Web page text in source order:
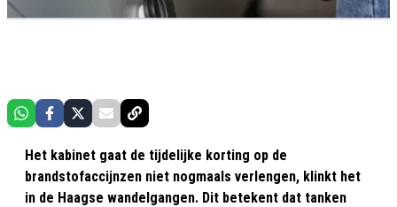
Het kabinet gaat de tijdelijke korting op de
brandstofaccijnzen niet nogmaals verlengen, klinkt het
in de Haagse wandelgangen. Dit betekent dat tanken